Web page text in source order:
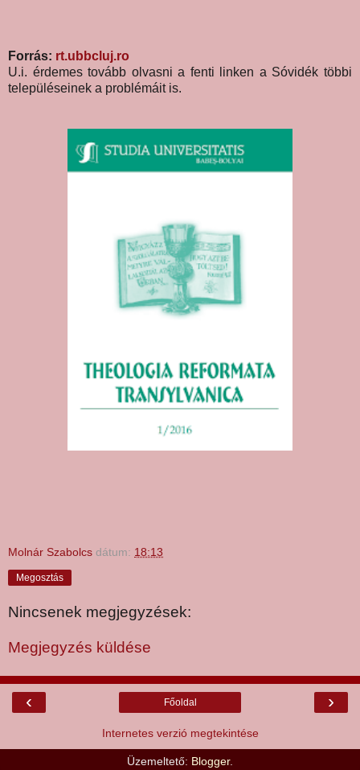
Forrás: rt.ubbcluj.ro
U.i. érdemes tovább olvasni a fenti linken a Sóvidék többi
településeinek a problémáit is.
Molnár Szabolcs dátum: 18:13
Megosztás
Nincsenek megjegyzések:
Megjegyzés küldése
‹ ›
Főoldal
Internetes verzió megtekintése
Üzemeltető: Blogger.